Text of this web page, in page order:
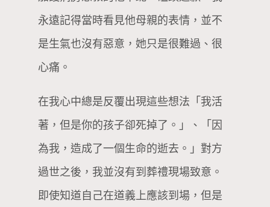
永遠記得當時看見他母親的表情，並不
是生氣也沒有惡意，她只是很難過、很
心痛。
在我心中總是反覆出現這些想法「我活
著，但是你的孩子卻死掉了。」、「因
為我，造成了一個生命的逝去。」對方
過世之後，我並沒有到葬禮現場致意。
即使知道自己在道義上應該到場，但是